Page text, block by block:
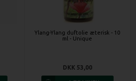
Ylang-Ylang duftolie æterisk - 10
ml - Unique
DKK 53,00